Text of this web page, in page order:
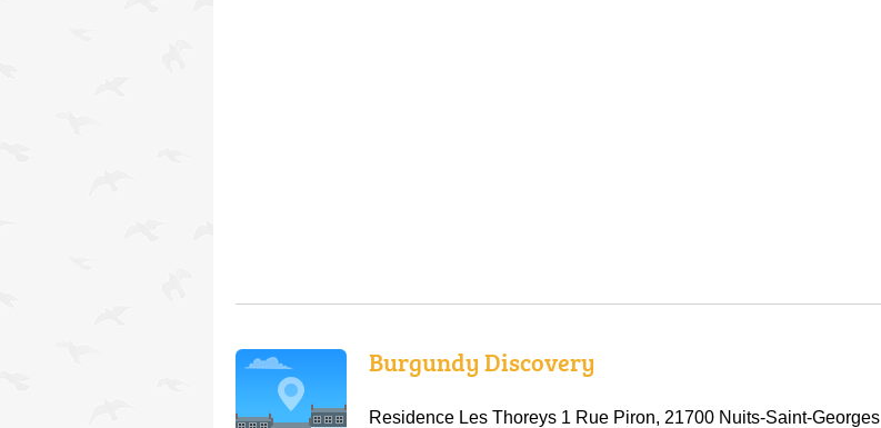
Burgundy Discovery
Residence Les Thoreys 1 Rue Piron, 21700 Nuits-Saint-Georges